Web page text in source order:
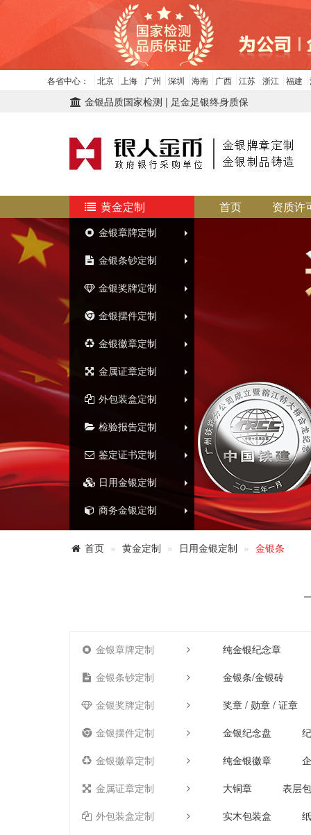
各省中心： 北京 上海 广州 深圳 海南 广西 江苏 浙江 福建
金银品质国家检测 | 足金足银终身质保
黄金定制
金银章牌定制
金银条钞定制
金银奖牌定制
金银摆件定制
金银徽章定制
金属证章定制
外包装盒定制
检验报告定制
鉴定证书定制
日用金银定制
商务金银定制
首页 资质许
首页 黄金定制 日用金银定制 金银条
金银章牌定制
纯金银纪念章
金银条钞定制
金银条/金银砖
金银奖牌定制
奖章 / 勋章 / 证章
金银摆件定制
金银纪念盘
金银徽章定制
纯金银徽章
金属证章定制
大铜章
表层
外包装盒定制
实木包装盒